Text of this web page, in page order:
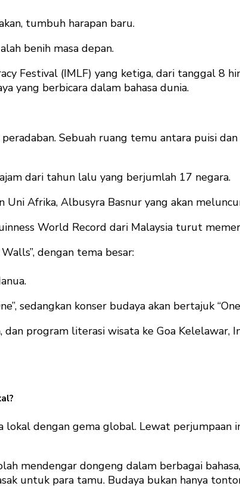
tumbuh harapan baru.
benih masa depan.
Festival (IMLF) yang ketiga, dari tanggal 8
yang berbicara dalam bahasa dunia.
Sebuah ruang temu antara puisi
dari tahun lalu yang berjumlah 17 negara.
Afrika, Albusyra Basnur yang akan
World Record dari Malaysia turut
dengan tema besar:
sedangkan konser budaya akan bertajuk
program literasi wisata ke Goa Kelelawar,
dengan gema global. Lewat perjumpaan
mendengar dongeng dalam berbagai
untuk para tamu. Budaya bukan hanya